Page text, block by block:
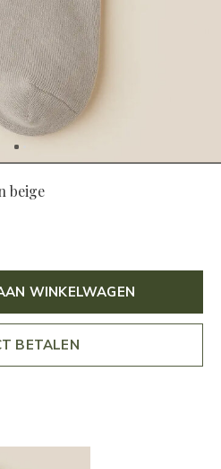
beige
WINKELWAGEN
BETALEN